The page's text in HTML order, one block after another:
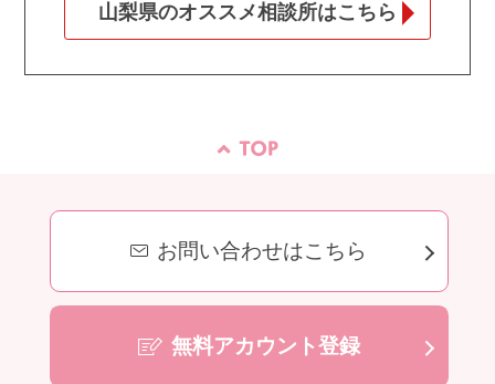
山梨県のオススメ相談所はこちら
お問い合わせはこちら
無料アカウント登録